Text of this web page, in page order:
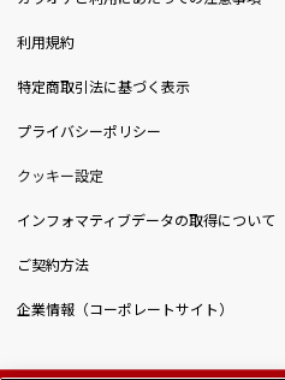
利用規約
特定商取引法に基づく表示
プライバシーポリシー
クッキー設定
インフォマティブデータの取得について
ご契約方法
企業情報（コーポレートサイト）